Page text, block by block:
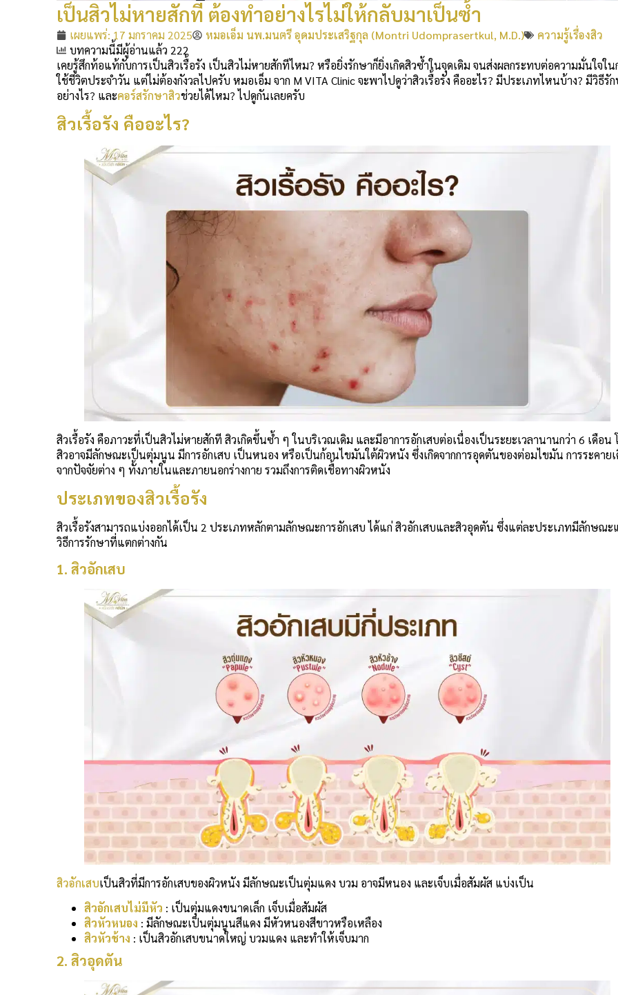
เป็นสิวไม่หายสักที ต้องทำอย่างไรไม่ให้กลับมาเป็นซ้ำ
เผยแพร่: 17 มกราคม 2025 หมอเอ็ม นพ.มนตรี อุดมประเสริฐกุล (Montri Udomprasertkul, M.D.)
ความรู้เรื่องสิว
บทความนี้มีผู้อ่านแล้ว 222
เคยรู้สึกท้อแท้กับการเป็นสิวเรื้อรัง เป็นสิวไม่หายสักทีไหม? หรือยิ่งรักษาก็ยิ่งเกิดสิวซ้ำในจุดเดิม จนส่งผลกระทบต่อความมั่นใจใน
ใช้ชีวิตประจำวัน แต่ไม่ต้องกังวลไปครับ หมอเอ็ม จาก M VITA Clinic จะพาไปดูว่าสิวเรื้อรัง คืออะไร? มีประเภทไหนบ้าง? มีวิธีรั
อย่างไร? และคอร์สรักษาสิวช่วยได้ไหม? ไปดูกันเลยครับ
สิวเรื้อรัง คืออะไร?
สิวเรื้อรัง คือภาวะที่เป็นสิวไม่หายสักที สิวเกิดขึ้นซ้ำ ๆ ในบริเวณเดิม และมีอาการอักเสบต่อเนื่องเป็นระยะเวลานานกว่า 6 เดือน
สิวอาจมีลักษณะเป็นตุ่มนูน มีการอักเสบ เป็นหนอง หรือเป็นก้อนไขมันใต้ผิวหนัง ซึ่งเกิดจากการอุดตันของต่อมไขมัน การระคายเ
จากปัจจัยต่าง ๆ ทั้งภายในและภายนอกร่างกาย รวมถึงการติดเชื้อทางผิวหนัง
ประเภทของสิวเรื้อรัง
สิวเรื้อรังสามารถแบ่งออกได้เป็น 2 ประเภทหลักตามลักษณะการอักเสบ ได้แก่ สิวอักเสบและสิวอุดตัน ซึ่งแต่ละประเภทมีลักษณะ
วิธีการรักษาที่แตกต่างกัน
1. สิวอักเสบ
สิวอักเสบเป็นสิวที่มีการอักเสบของผิวหนัง มีลักษณะเป็นตุ่มแดง บวม อาจมีหนอง และเจ็บเมื่อสัมผัส แบ่งเป็น
สิวอักเสบไม่มีหัว : เป็นตุ่มแดงขนาดเล็ก เจ็บเมื่อสัมผัส
สิวหัวหนอง : มีลักษณะเป็นตุ่มนูนสีแดง มีหัวหนองสีขาวหรือเหลือง
สิวหัวช้าง : เป็นสิวอักเสบขนาดใหญ่ บวมแดง และทำให้เจ็บมาก
2. สิวอุดตัน